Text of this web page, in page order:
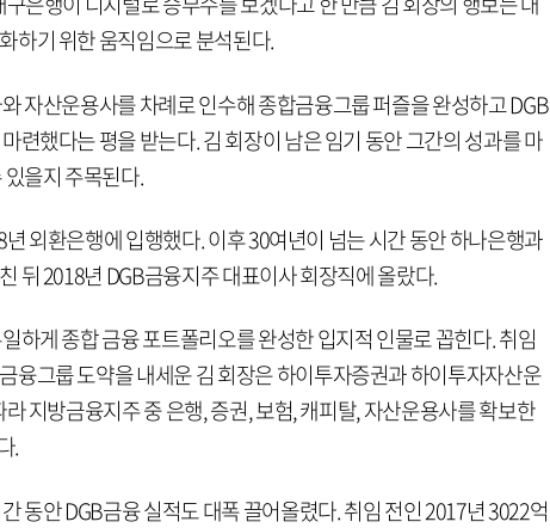
하기 위한 움직임으로 분석된다.
자산운용사를 차례로 인수해 종합금융그룹 퍼즐을 완성하고 DGB
련했다는 평을 받는다. 김 회장이 남은 임기 동안 그간의 성과를 마
을지 주목된다.
외환은행에 입행했다. 이후 30여년이 넘는 시간 동안 하나은행과
뒤 2018년 DGB금융지주 대표이사 회장직에 올랐다.
하게 종합 금융 포트폴리오를 완성한 입지적 인물로 꼽힌다. 취임
융그룹 도약을 내세운 김 회장은 하이투자증권과 하이투자자산운
지방금융지주 중 은행, 증권, 보험, 캐피탈, 자산운용사를 확보한
.
동안 DGB금융 실적도 대폭 끌어올렸다. 취임 전인 2017년 3022억